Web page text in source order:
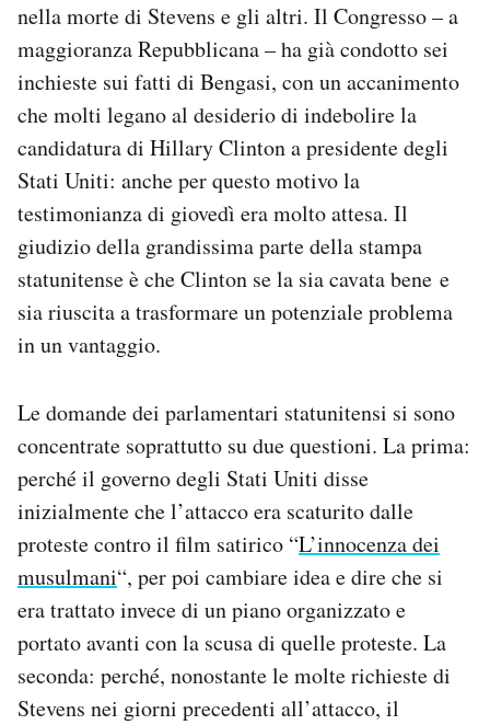
nella morte di Stevens e gli altri. Il Congresso – a
maggioranza Repubblicana – ha già condotto sei
inchieste sui fatti di Bengasi, con un accanimento
che molti legano al desiderio di indebolire la
candidatura di Hillary Clinton a presidente degli
Stati Uniti: anche per questo motivo la
testimonianza di giovedì era molto attesa. Il
giudizio della grandissima parte della stampa
statunitense è che Clinton se la sia cavata bene e
sia riuscita a trasformare un potenziale problema
in un vantaggio.
Le domande dei parlamentari statunitensi si sono
concentrate soprattutto su due questioni. La prima:
perché il governo degli Stati Uniti disse
inizialmente che l’attacco era scaturito dalle
proteste contro il film satirico “L’innocenza dei
musulmani“, per poi cambiare idea e dire che si
era trattato invece di un piano organizzato e
portato avanti con la scusa di quelle proteste. La
seconda: perché, nonostante le molte richieste di
Stevens nei giorni precedenti all’attacco, il